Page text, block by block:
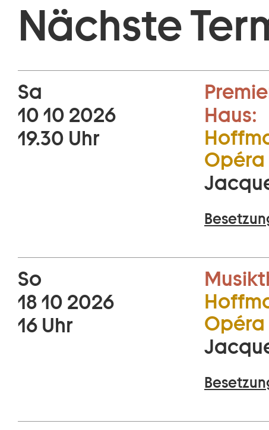
Nächste
Sa
10 10 2026
19.30 Uhr
Haus:
So
18 10 2026
16 Uhr